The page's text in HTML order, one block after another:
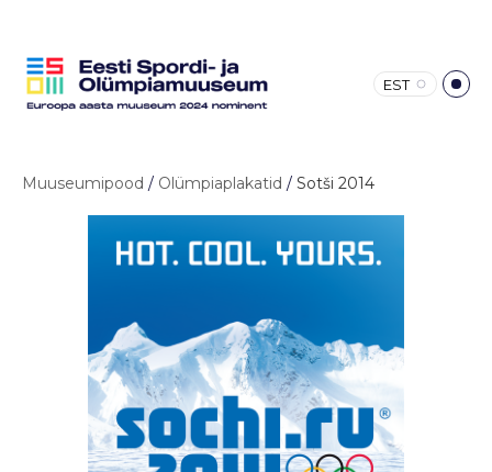
EST
Muuseumipood / Olümpiaplakatid / Sotši 2014